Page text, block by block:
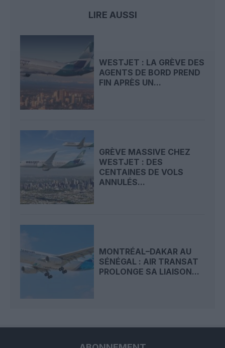
LIRE AUSSI
WESTJET : LA GRÈVE DES
AGENTS DE BORD PREND
FIN APRÈS UN...
GRÈVE MASSIVE CHEZ
WESTJET : DES
CENTAINES DE VOLS
ANNULÉS...
MONTRÉAL–DAKAR AU
SÉNÉGAL : AIR TRANSAT
PROLONGE SA LIAISON...